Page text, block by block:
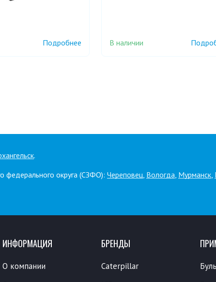
Подробнее В наличии
.
федерального округа (СЗФО): Череповец, Вологда, Мурманск,
ИНФОРМАЦИЯ
О компании
БРЕНДЫ
Caterpillar